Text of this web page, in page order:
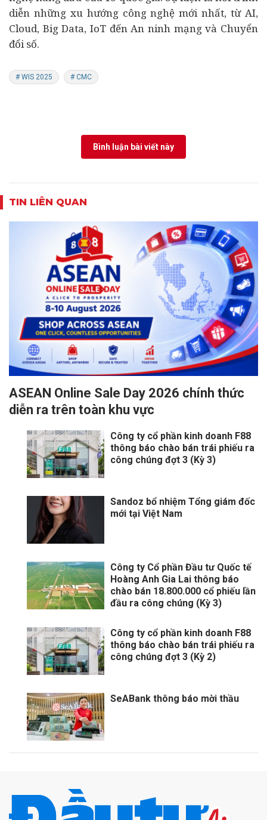
diễn những xu hướng công nghệ mới nhất, từ AI,
Cloud, Big Data, IoT đến An ninh mạng và Chuyển
đổi số.
# WIS 2025 # CMC
Bình luận bài viết này
TIN LIÊN QUAN
ASEAN Online Sale Day 2026 chính thức
diễn ra trên toàn khu vực
Công ty cổ phần kinh doanh F88
thông báo chào bán trái phiếu ra
công chúng đợt 3 (Kỳ 3)
Sandoz bổ nhiệm Tổng giám đốc
mới tại Việt Nam
Công ty Cổ phần Đầu tư Quốc tế
Hoàng Anh Gia Lai thông báo
chào bán 18.800.000 cổ phiếu lần
đầu ra công chúng (Kỳ 3)
Công ty cổ phần kinh doanh F88
thông báo chào bán trái phiếu ra
công chúng đợt 3 (Kỳ 2)
SeABank thông báo mời thầu